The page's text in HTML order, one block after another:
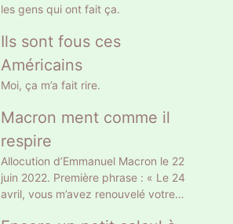
les gens qui ont fait ça.
Ils sont fous ces
Américains
Moi, ça m’a fait rire.
Macron ment comme il
respire
Allocution d’Emmanuel Macron le 22
juin 2022. Première phrase : « Le 24
avril, vous m’avez renouvelé votre